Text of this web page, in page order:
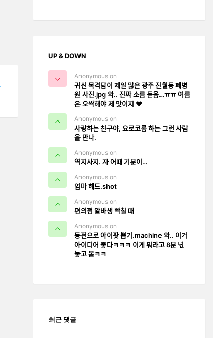
UP & DOWN
Anonymous on
귀신 목격담이 제일 많은 광주 진월동 폐병
원 사진.jpg 와.. 진짜 소름 돋음…ㅠㅠ 여름
은 오싹해야 제 맛이지 ❤️
Anonymous on
사랑하는 친구야, 요로코롬 하는 그런 사람
을 만나.
Anonymous on
역지사지. 자 어때 기분이…
Anonymous on
엄마 헤드.shot
Anonymous on
편의점 알바생 빡칠 때
Anonymous on
동전으로 아이팟 뽑기.machine 와.. 이거
아이디어 좋다ㅋㅋㅋ 이게 뭐라고 8분 넋
놓고 봄ㅋㅋ
최근 댓글